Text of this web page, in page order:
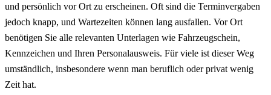
und persönlich vor Ort zu erscheinen. Oft sind die Terminvergaben
jedoch knapp, und Wartezeiten können lang ausfallen. Vor Ort
benötigen Sie alle relevanten Unterlagen wie Fahrzeugschein,
Kennzeichen und Ihren Personalausweis. Für viele ist dieser Weg
umständlich, insbesondere wenn man beruflich oder privat wenig
Zeit hat.